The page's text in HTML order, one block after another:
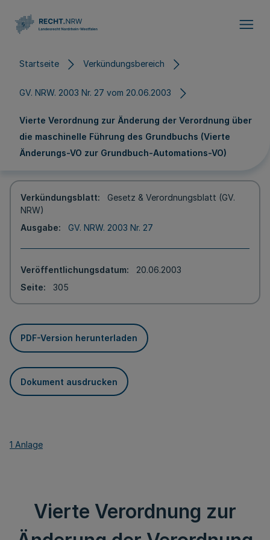
Startseite Verkündungsbereich
GV. NRW. 2003 Nr. 27 vom 20.06.2003
Vierte Verordnung zur Änderung der Verordnung über
die maschinelle Führung des Grundbuchs (Vierte
Änderungs-VO zur Grundbuch-Automations-VO)
Verkündungsblatt
Gesetz & Verordnungsblatt (GV.
NRW)
Ausgabe
GV. NRW. 2003 Nr. 27
Veröffentlichungsdatum
20.06.2003
Seite
305
PDF-Version herunterladen
Dokument ausdrucken
1 Anlage
Vierte Verordnung zur